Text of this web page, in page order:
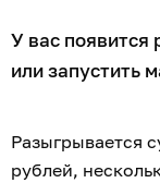
У вас появится
или запустить
Разыгрывается
рублей,